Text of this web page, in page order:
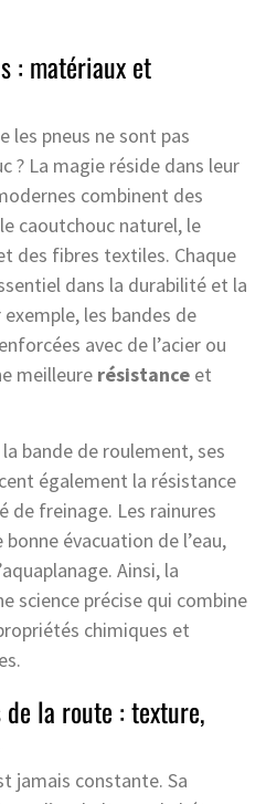
: matériaux et
les pneus ne sont pas
? La magie réside dans leur
combinent des
caoutchouc naturel, le
des fibres textiles. Chaque
dans la durabilité et la
les bandes de
avec de l’acier ou
meilleure résistance et
bande de roulement, ses
également la résistance
de freinage. Les rainures
évacuation de l’eau,
Ainsi, la
science précise qui combine
chimiques et
la route : texture,
jamais constante. Sa